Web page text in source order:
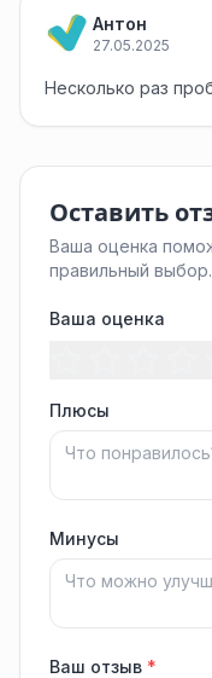
Антон
27.05.2025
Несколько раз
Оставить
Ваша оценка
правильный выбор.
Ваша оценка
Плюсы
Минусы
Ваш отзыв *